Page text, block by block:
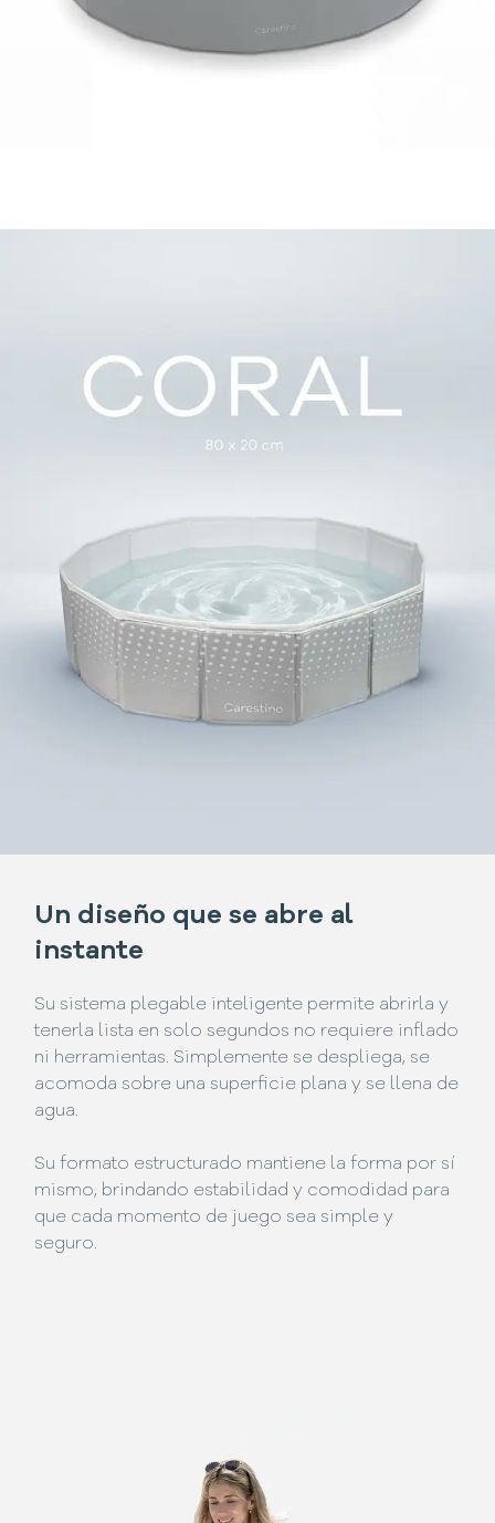
Un diseño que se abre al
instante
Su sistema plegable inteligente permite abrirla y
tenerla lista en solo segundos no requiere inflado
ni herramientas. Simplemente se despliega, se
acomoda sobre una superficie plana y se llena de
agua.
Su formato estructurado mantiene la forma por sí
mismo, brindando estabilidad y comodidad para
que cada momento de juego sea simple y
seguro.